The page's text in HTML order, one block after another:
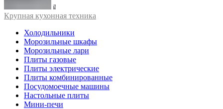
Крупная кухонная техника
Холодильники
Морозильные шкафы
Морозильные лари
Плиты газовые
Плиты электрические
Плиты комбинированные
Посудомоечные машины
Настольные плиты
Мини-печи